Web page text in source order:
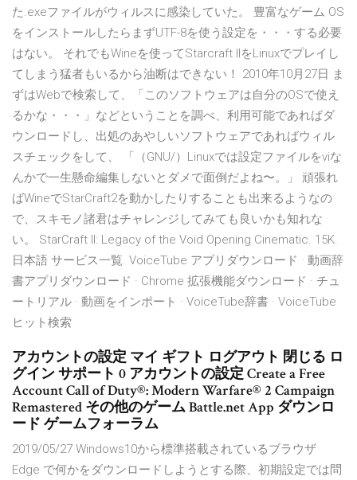
た.exeファイルがウィルスに感染していた。 豊富なゲーム OS
をインストールしたらまずUTF-8を使う設定を・・・する必要
はない。 それでもWineを使ってStarcraft IIをLinuxでプレイし
てしまう猛者もいるから油断はできない！ 2010年10月27日 ま
ずはWebで検索して、「このソフトウェアは自分のOSで使え
るかな・・・」などということを調べ、利用可能であればダ
ウンロードし、出処のあやしいソフトウェアであればウィル
スチェックをして、 「（GNU/）Linuxでは設定ファイルをviな
んかで一生懸命編集しないとダメで面倒だよね〜。」 頑張れ
ばWineでStarCraft2を動かしたりすることも出来るようなの
で、スキモノ諸君はチャレンジしてみても良いかも知れな
い。 StarCraft II: Legacy of the Void Opening Cinematic. 15K.
日本語 サービス一覧. VoiceTube アプリダウンロード · 動画辞
書アプリダウンロード · Chrome 拡張機能ダウンロード · チュ
ートリアル · 動画をインポート · VoiceTube辞書 · VoiceTube
ヒット検索
アカウントの設定 マイ ギフト ログアウト 閉じる ロ
グイン サポート 0 アカウントの設定 Create a Free
Account Call of Duty®: Modern Warfare® 2 Campaign
Remastered その他のゲーム Battle.net App ダウンロ
ード ゲームフォーラム
2019/05/27 Windows10から標準搭載されているブラウザ
Edge で何かをダウンロードしようとする際、初期設定では問